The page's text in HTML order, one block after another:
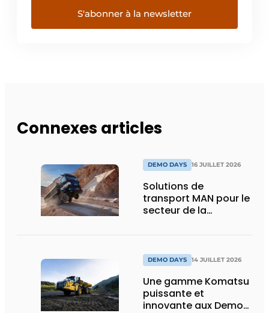
S'abonner à la newsletter
Connexes articles
DEMO DAYS 16 JUILLET 2026
Solutions de
transport MAN pour le
secteur de la
DEMO DAYS 14 JUILLET 2026
Une gamme Komatsu
puissante et
innovante aux Demo